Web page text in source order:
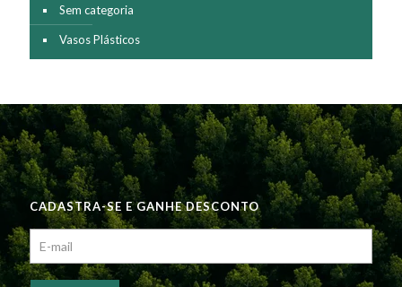
Sem categoria
Vasos Plásticos
CADASTRA-SE E GANHE DESCONTO